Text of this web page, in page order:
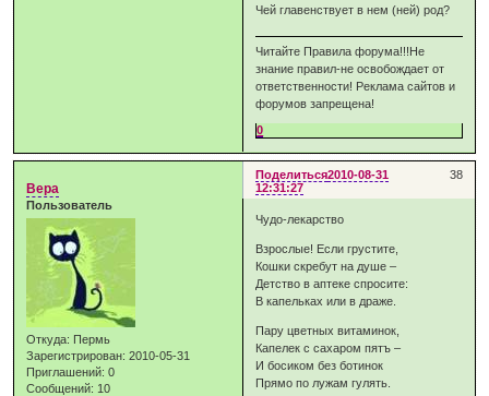
Чей главенствует в нем (ней) род?
Читайте Правила форума!!!Не
знание правил-не освобождает от
ответственности! Реклама сайтов и
форумов запрещена!
0
Поделиться 38
2010-08-31
12:31:27
Вера
Пользователь
Откуда: Пермь
Зарегистрирован: 2010-05-31
Приглашений: 0
Сообщений: 10
Чудо-лекарство
Взрослые! Если грустите,
Кошки скребут на душе –
Детство в аптеке спросите:
В капельках или в драже.
Пару цветных витаминок,
Капелек с сахаром пятъ –
И босиком без ботинок
Прямо по лужам гулять.